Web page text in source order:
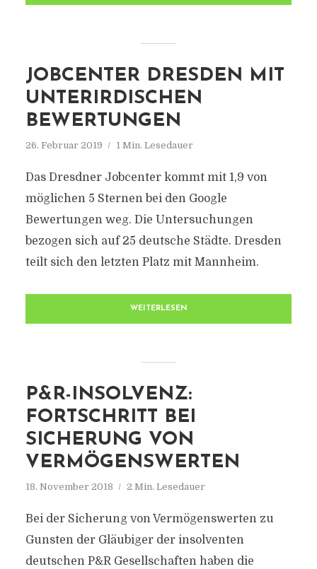
JOBCENTER DRESDEN MIT
UNTERIRDISCHEN
BEWERTUNGEN
26. Februar 2019 1 Min. Lesedauer
Das Dresdner Jobcenter kommt mit 1,9 von
möglichen 5 Sternen bei den Google
Bewertungen weg. Die Untersuchungen
bezogen sich auf 25 deutsche Städte. Dresden
teilt sich den letzten Platz mit Mannheim.
WEITERLESEN
P&R-INSOLVENZ:
FORTSCHRITT BEI
SICHERUNG VON
VERMÖGENSWERTEN
18. November 2018 2 Min. Lesedauer
Bei der Sicherung von Vermögenswerten zu
Gunsten der Gläubiger der insolventen
deutschen P&R Gesellschaften haben die